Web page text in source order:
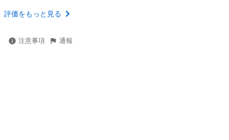
評価をもっと見る
注意事項 通報